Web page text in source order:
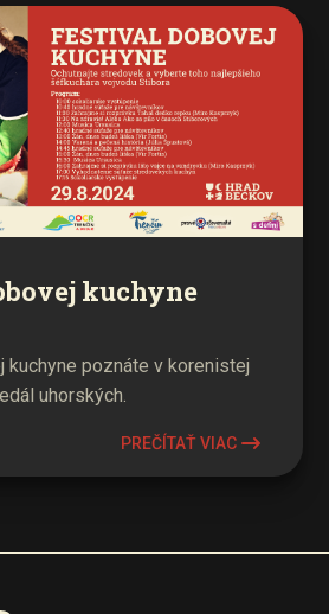
kuchyne
kuchyne poznáte v korenistej
uhorských.
PREČÍTAŤ VIAC